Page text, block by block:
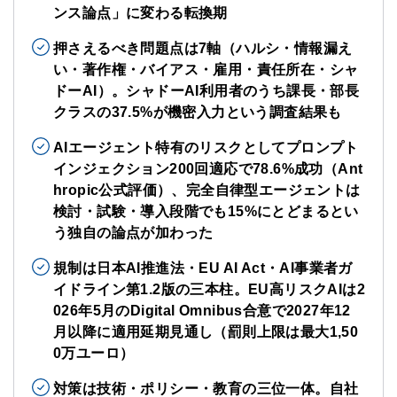
ンス論点」に変わる転換期
押さえるべき問題点は7軸（ハルシ・情報漏え
い・著作権・バイアス・雇用・責任所在・シャ
ドーAI）。シャドーAI利用者のうち課長・部長
クラスの37.5%が機密入力という調査結果も
AIエージェント特有のリスクとしてプロンプト
インジェクション200回適応で78.6%成功（Ant
hropic公式評価）、完全自律型エージェントは
検討・試験・導入段階でも15%にとどまるとい
う独自の論点が加わった
規制は日本AI推進法・EU AI Act・AI事業者ガ
イドライン第1.2版の三本柱。EU高リスクAIは2
026年5月のDigital Omnibus合意で2027年12
月以降に適用延期見通し（罰則上限は最大1,50
0万ユーロ）
対策は技術・ポリシー・教育の三位一体。自社